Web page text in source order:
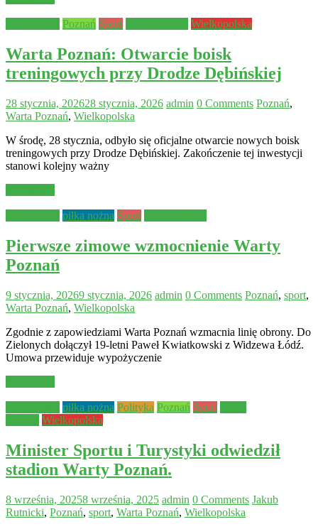
Poznań Sport Wielkopolska
Warta Poznań: Otwarcie boisk
treningowych przy Drodze Dębińskiej
28 stycznia, 202628 stycznia, 2026 admin 0 Comments Poznań,
Warta Poznań, Wielkopolska
W środę, 28 stycznia, odbyło się oficjalne otwarcie nowych boisk
treningowych przy Drodze Dębińskiej. Zakończenie tej inwestycji
stanowi kolejny ważny
piłka nożna Sport
Pierwsze zimowe wzmocnienie Warty
Poznań
9 stycznia, 20269 stycznia, 2026 admin 0 Comments Poznań, sport,
Warta Poznań, Wielkopolska
Zgodnie z zapowiedziami Warta Poznań wzmacnia linię obrony. Do
Zielonych dołączył 19-letni Paweł Kwiatkowski z Widzewa Łódź.
Umowa przewiduje wypożyczenie
piłka nożna Polityka Poznań Sport
Wielkopolska
Minister Sportu i Turystyki odwiedził
stadion Warty Poznań.
8 września, 20258 września, 2025 admin 0 Comments Jakub
Rutnicki, Poznań, sport, Warta Poznań, Wielkopolska